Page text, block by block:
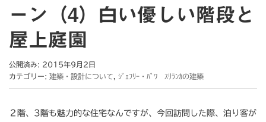
ーン（4）白い優しい階段と
屋上庭園
公開済み: 2015年9月2日
カテゴリー: 建築・設計について ｼﾞｪﾌﾘｰ・ﾊﾞﾜ ｽﾘﾗﾝｶの建築
２階、3階も魅力的な住宅なんですが、今回訪問した際、泊り客が